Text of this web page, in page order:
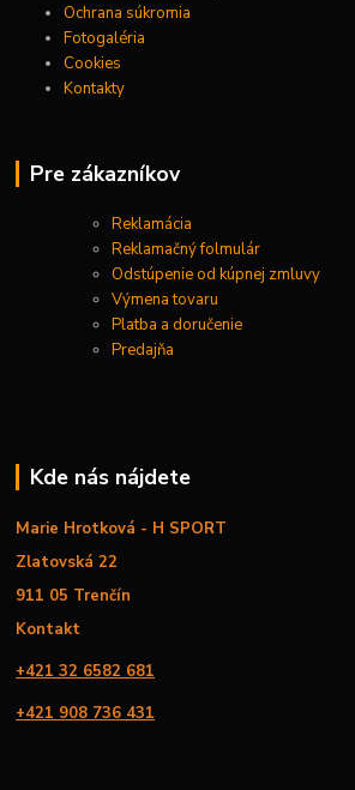
Ochrana súkromia
Fotogaléria
Cookies
Kontakty
Pre zákazníkov
Reklamácia
Reklamačný folmulár
Odstúpenie od kúpnej zmluvy
Výmena tovaru
Platba a doručenie
Predajňa
Kde nás nájdete
Marie Hrotková - H SPORT
Zlatovská 22
911 05 Trenčín
Kontakt
+421 32 6582 681
+421 908 736 431